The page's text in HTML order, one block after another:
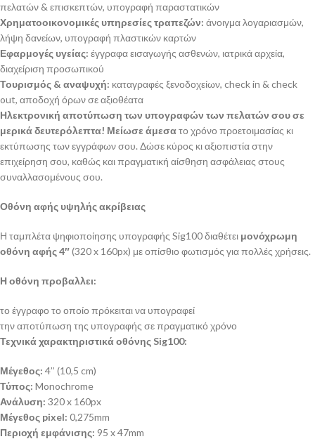
πελατών & επισκεπτών, υπογραφή παραστατικών
Χρηματοοικονομικές υπηρεσίες τραπεζών: άνοιγμα λογαριασμών,
λήψη δανείων, υπογραφή πλαστικών καρτών
Εφαρμογές υγείας: έγγραφα εισαγωγής ασθενών, ιατρικά αρχεία,
διαχείριση προσωπικού
Τουρισμός & αναψυχή: καταγραφές ξενοδοχείων, check in & check
out, αποδοχή όρων σε αξιοθέατα
Ηλεκτρονική αποτύπωση των υπογραφών των πελατών σου σε
μερικά δευτερόλεπτα! Μείωσε άμεσατο χρόνο προετοιμασίας κι
εκτύπωσης των εγγράφων σου. Δώσε κύρος κι αξιοπιστία στην
επιχείρηση σου, καθώς και πραγματική αίσθηση ασφάλειας στους
συναλλασομένους σου.
Οθόνη αφής υψηλής ακρίβειας
Η ταμπλέτα ψηφιοποίησης υπογραφής Sig100 διαθέτει μονόχρωμη
οθόνη αφής 4″(320 x 160px) με οπίσθιο φωτισμός για πολλές χρήσεις.
Η οθόνη προβαλλει:
το έγγραφο το οποίο πρόκειται να υπογραφεί
την αποτύπωση της υπογραφής σε πραγματικό χρόνο
Τεχνικά χαρακτηριστικά οθόνης Sig100:
Μέγεθος: 4’’ (10,5 cm)
Τύπος: Monochrome
Ανάλυση: 320 x 160px
Μέγεθος pixel: 0,275mm
Περιοχή εμφάνισης: 95 x 47mm